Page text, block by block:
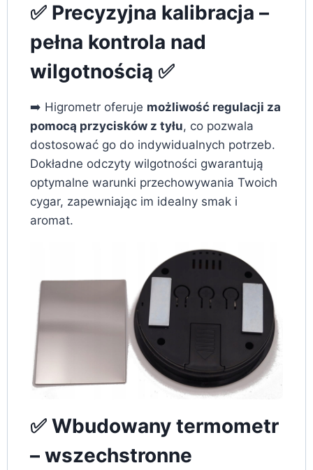
✅ Precyzyjna kalibracja –
pełna kontrola nad
wilgotnością ✅
➡️ Higrometr oferuje możliwość regulacji za
pomocą przycisków z tyłu, co pozwala
dostosować go do indywidualnych potrzeb.
Dokładne odczyty wilgotności gwarantują
optymalne warunki przechowywania Twoich
cygar, zapewniając im idealny smak i
aromat.
✅ Wbudowany termometr
– wszechstronne